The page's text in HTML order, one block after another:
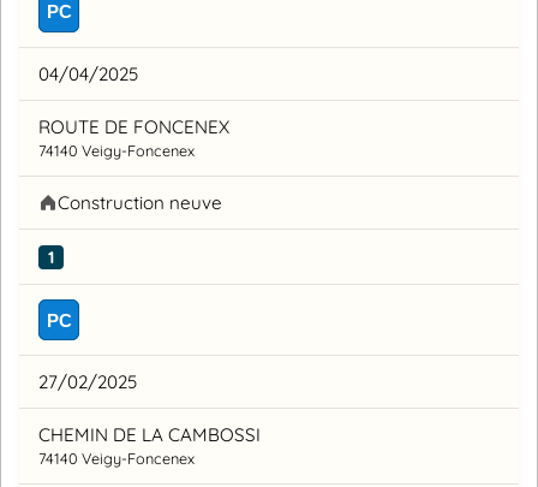
PC
04/04/2025
ROUTE DE FONCENEX
74140 Veigy-Foncenex
Construction neuve
1
PC
27/02/2025
CHEMIN DE LA CAMBOSSI
74140 Veigy-Foncenex